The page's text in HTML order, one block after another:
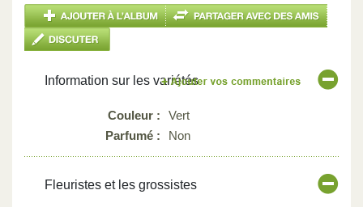
Information sur les variétés
Couleur :
Vert
Parfumé :
Non
Fleuristes et les grossistes